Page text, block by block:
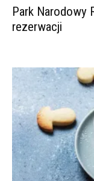
Park Narodowy
rezerwacji